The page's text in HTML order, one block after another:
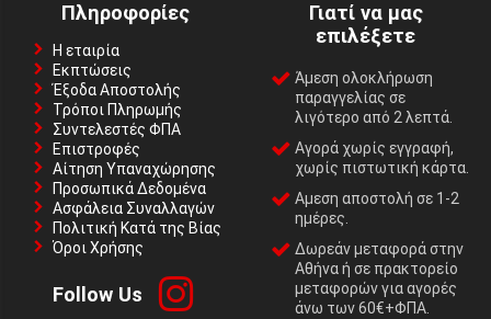
Πληροφορίες
Η εταιρία
Εκπτώσεις
Έξοδα Αποστολής
Τρόποι Πληρωμής
Συντελεστές ΦΠΑ
Επιστροφές
Αίτηση Υπαναχώρησης
Προσωπικά Δεδομένα
Ασφάλεια Συναλλαγών
Πολιτική Κατά της Βίας
Όροι Χρήσης
Follow Us
Γιατί να μας
επιλέξετε
Άμεση ολοκλήρωση
παραγγελίας σε
λιγότερο από 2 λεπτά.
Αγορά χωρίς εγγραφή,
χωρίς πιστωτική κάρτα.
Αμεση αποστολή σε 1-2
ημέρες.
Δωρεάν μεταφορά στην
Αθήνα ή σε πρακτορείο
μεταφορών για αγορές
άνω των 60€+ΦΠΑ.